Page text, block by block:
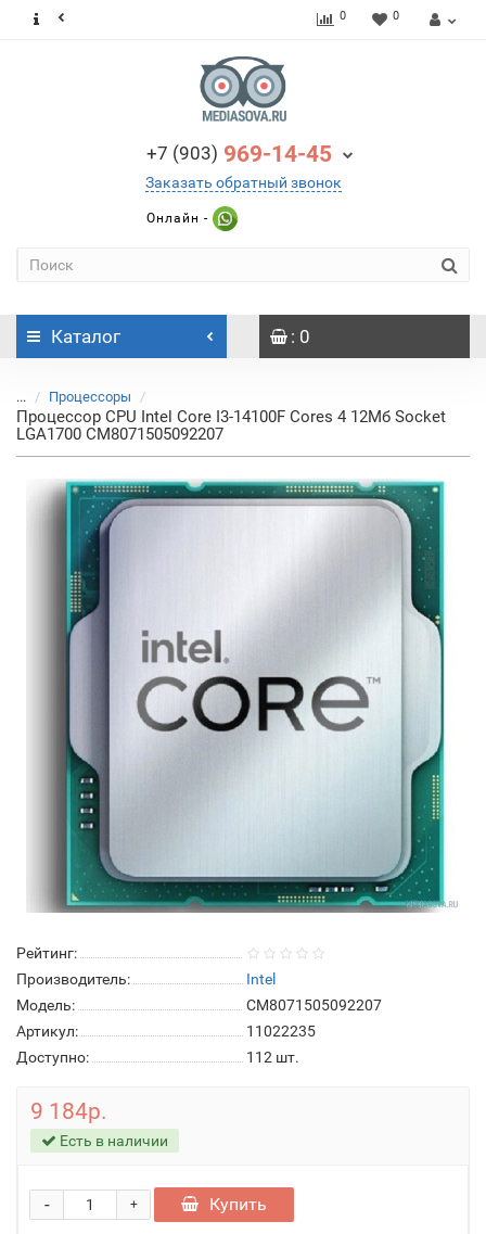
0 0
+7 (903) 969-14-45
Заказать обратный звонок
Онлайн -
Каталог : 0
... Процессоры
Процессор CPU Intel Core I3-14100F Cores 4 12Мб Socket
LGA1700 CM8071505092207
Рейтинг:
Производитель:
Intel
Модель:
CM8071505092207
Артикул:
11022235
Доступно:
112 шт.
9 184р.
Есть в наличии
+
- Купить